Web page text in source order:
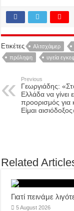
Ετικέτες Αλτσχάιμερ
πρόληψη
υγεία
Previous
Γεωργιάδης:
Ελλάδα να γίνει
προορισμός για
Είμαι
Related
Γιατί πεινάμε
5 August 2026